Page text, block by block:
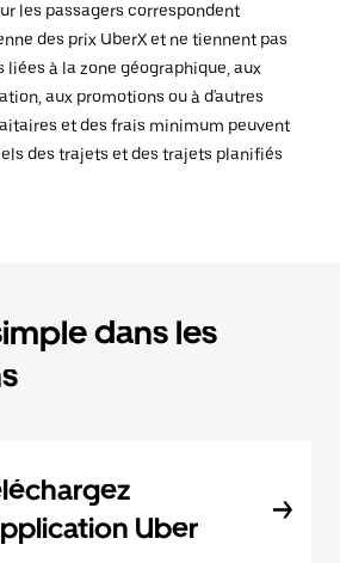
les passagers correspondent
des prix UberX et ne tiennent pas
à la zone géographique, aux
aux promotions ou à d'autres
et des frais minimum peuvent
des trajets et des trajets planifiés
dans les
Uber